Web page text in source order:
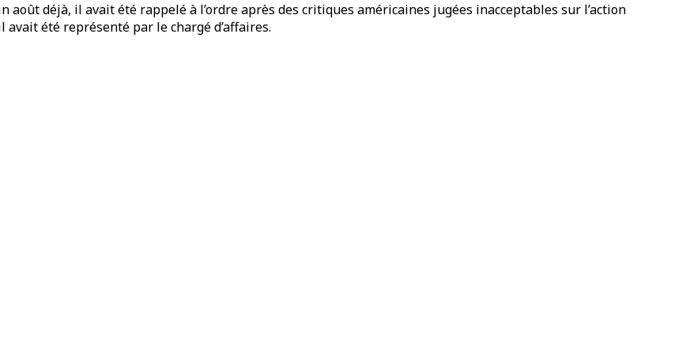
août déjà, il avait été rappelé à l’ordre après des critiques américaines jugées inacceptables sur l’action
avait été représenté par le chargé d’affaires.